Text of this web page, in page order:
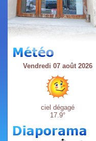
Vendredi 07 août 2026
ciel dégagé
17.9°